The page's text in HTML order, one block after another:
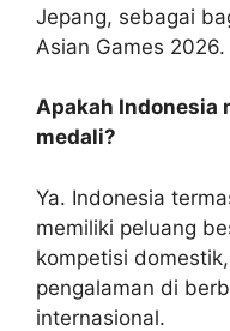
Jepang, sebagai
Asian Games 2026.
Apakah Indonesia
medali?
Ya. Indonesia
memiliki peluang
kompetisi
pengalaman di
internasional.